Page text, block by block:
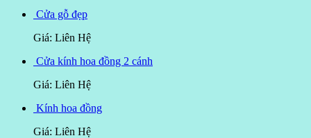
Cửa gỗ đẹp
Giá: Liên Hệ
Cửa kính hoa đồng 2 cánh
Giá: Liên Hệ
Kính hoa đồng
Giá: Liên Hệ